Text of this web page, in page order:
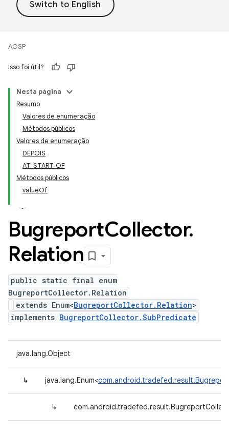
AOSP
Isso foi útil?
Nesta página
Resumo
Valores de enumeração
Métodos públicos
Valores de enumeração
DEPOIS
AT_START_OF
Métodos públicos
valueOf
BugreportCollector.
Relation
public static final enum
BugreportCollector.Relation
extends Enum<BugreportCollector.Relation>
implements BugreportCollector.SubPredicate
java.lang.Object
↳ java.lang.Enum<
↳